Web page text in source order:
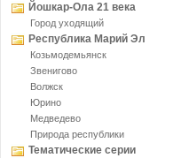
Йошкар-Ола 21 века
Город уходящий
Республика Марий Эл
Козьмодемьянск
Звенигово
Волжск
Юрино
Медведево
Природа республики
Тематические серии